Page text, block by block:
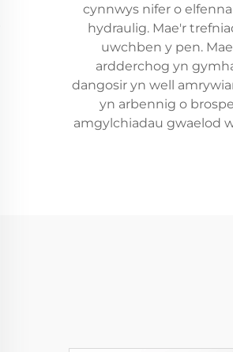
cynnwys nifer o
hydraulig. Mae'r
uwchben y pen.
ardderchog yn
dangosir yn well
yn arbennig o
amgylchiadau gwaelod